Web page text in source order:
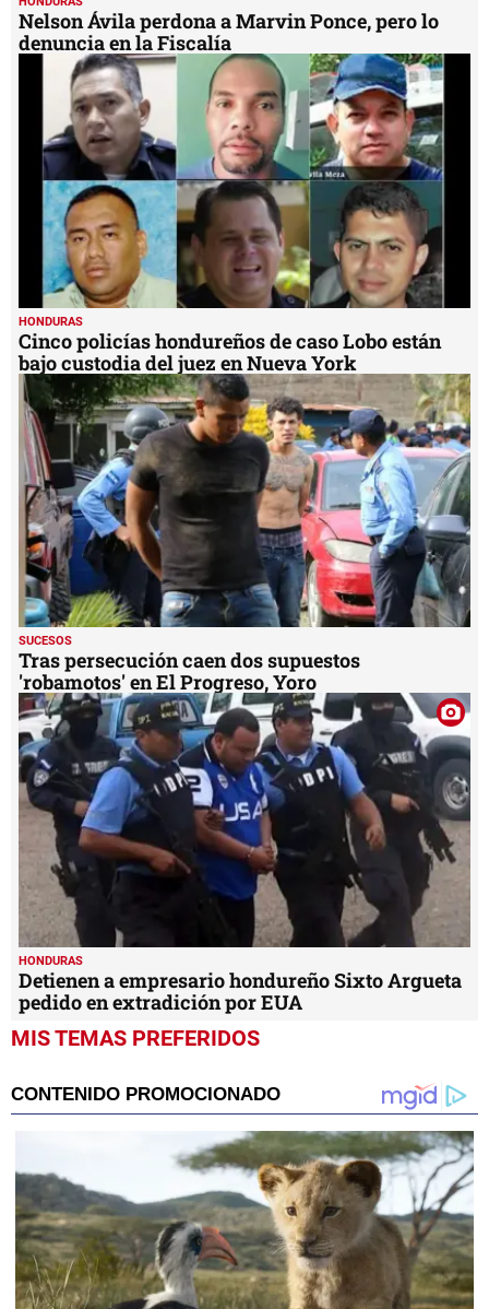
Nelson Ávila perdona a Marvin Ponce, pero lo
denuncia en la Fiscalía
HONDURAS
Cinco policías hondureños de caso Lobo están
bajo custodia del juez en Nueva York
SUCESOS
Tras persecución caen dos supuestos
'robamotos' en El Progreso, Yoro
HONDURAS
Detienen a empresario hondureño Sixto Argueta
pedido en extradición por EUA
MIS TEMAS PREFERIDOS